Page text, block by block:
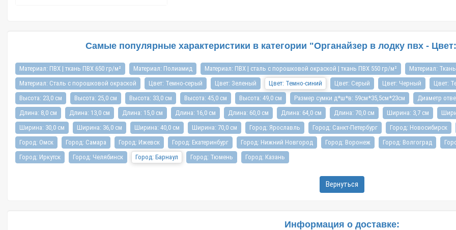
Самые популярные характеристики в категории "Органайзер в лодку пвх -
Материал: ПВХ | ткань ПВХ 650 гр/м² Материал: Полиамид Материал: ПВХ | сталь с порошковой окраской | ткань ПВХ 550 гр/м² Материал:
Материал: Сталь с порошковой окраской
Цвет: Темно-серый Цвет: Зеленый Цвет: Темно-синий Цвет: Серый Цвет: Черный Цвет:
Высота: 23,0 см
Высота: 25,0 см Высота: 33,0 см Высота: 45,0 см Высота: 49,0 см Размер сумки д*ш*в: 59см*35,5см*23см Диаметр
Длина: 8,0 см
Длина: 13,0 см Длина: 15,0 см Длина: 16,0 см Длина: 60,0 см Длина: 64,0 см Длина: 70,0 см Ширина: 3,7 см
Ширина: 30,0 см
Ширина: 36,0 см Ширина: 40,0 см Ширина: 70,0 см Город: Ярославль Город: Санкт-Петербург Город: Новосибирск
Город: Омск
Город: Самара Город: Ижевск Город: Екатеринбург Город: Нижний Новгород Город: Воронеж Город: Волгоград
Город: Иркутск
Город: Челябинск Город: Барнаул Город: Тюмень Город: Казань
Вернуться
Информация о доставке: